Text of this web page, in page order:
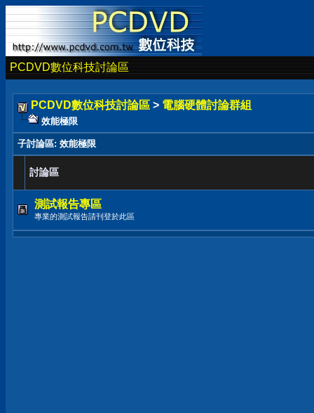
PCDVD數位科技討論區
PCDVD數位科技討論區 > 電腦硬體討論群組
效能極限
子討論區: 效能極限
討論區
測試報告專區
專業的測試報告請刊登於此區